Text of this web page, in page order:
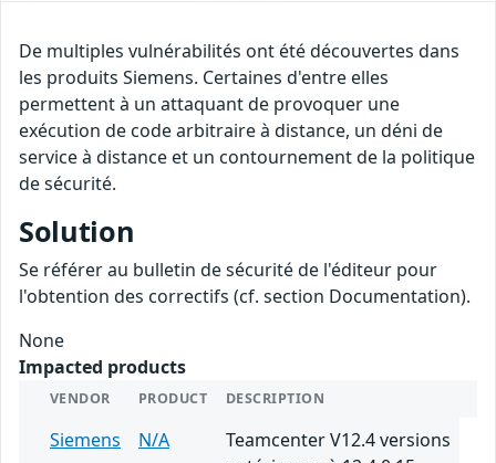
De multiples vulnérabilités ont été découvertes dans
les produits Siemens. Certaines d'entre elles
permettent à un attaquant de provoquer une
exécution de code arbitraire à distance, un déni de
service à distance et un contournement de la politique
de sécurité.
Solution
Se référer au bulletin de sécurité de l'éditeur pour
l'obtention des correctifs (cf. section Documentation).
None
Impacted products
VENDOR PRODUCT DESCRIPTION
Siemens N/A
Teamcenter V12.4 versions